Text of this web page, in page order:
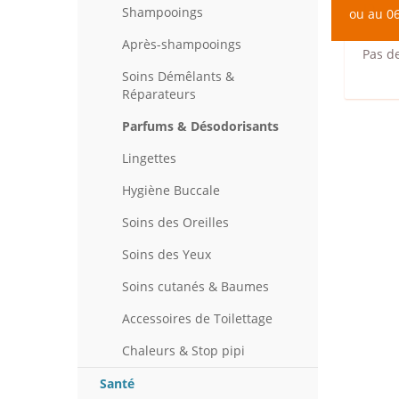
ou au
Shampooings
Après-shampooings
Soins Démêlants &
Réparateurs
Parfums & Désodorisants
Lingettes
Hygiène Buccale
Soins des Oreilles
Soins des Yeux
Soins cutanés & Baumes
Accessoires de Toilettage
Chaleurs & Stop pipi
Santé
Pas